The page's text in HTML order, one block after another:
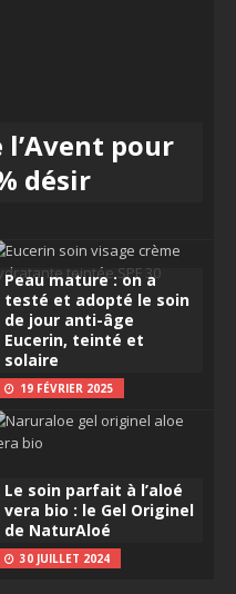
pour
désir
Peau mature : on a
testé et adopté le soin
de jour anti-âge
Eucerin, teinté et
solaire
19 FÉVRIER 2025
Le soin parfait à l’aloé
vera bio : le Gel Originel
de NaturAloé
30 JUILLET 2024